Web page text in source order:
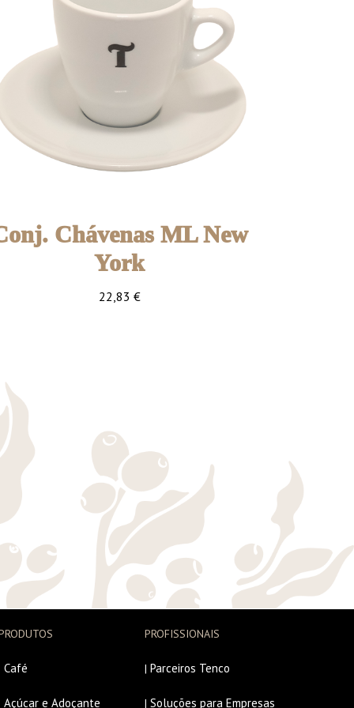
Chávenas ML New
York
22,83 €
Café
Açúcar e Adoçante
PROFISSIONAIS
|Parceiros Tenco
|Soluções para Empresas